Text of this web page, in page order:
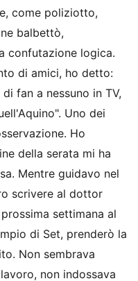
come poliziotto,
balbettò,
confutazione logica.
di amici, ho detto:
fan a nessuno in TV,
Uno dei
Ho
della serata mi ha
Mentre guidavo nel
scrivere al dottor
settimana al
di Set, prenderò la
Non sembrava
non indossava